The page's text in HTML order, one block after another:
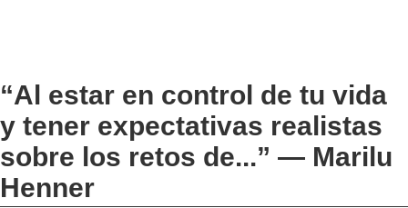
“Al estar en control de tu vida
y tener expectativas realistas
sobre los retos de...” — Marilu
Henner